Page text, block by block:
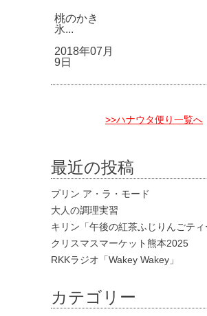
桃のかき
氷...
2018年07月
9日
>>ハナウタ便り一覧へ
最近の投稿
プリン ア・ラ・モード
大人の調理実習
キリン「午後の紅茶ふじりんごティ
クリスマスマーケット熊本2025
RKKラジオ「Wakey Wakey」
カテゴリー